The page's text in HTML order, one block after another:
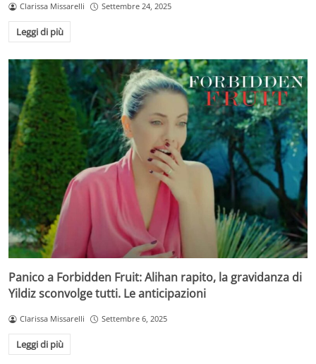
Clarissa Missarelli Settembre 24, 2025
Leggi di più
Panico a Forbidden Fruit: Alihan rapito, la gravidanza di
Yildiz sconvolge tutti. Le anticipazioni
Clarissa Missarelli Settembre 6, 2025
Leggi di più